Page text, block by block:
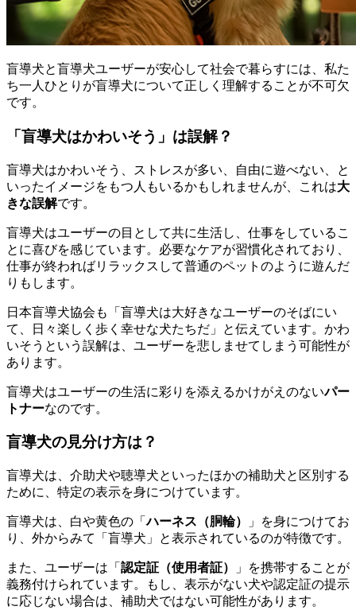
盲導犬と盲導犬ユーザーが安心して社会で暮らすには、私た
ち一人ひとりが盲導犬について正しく理解することが不可欠
です。
「盲導犬はかわいそう」は誤解？
盲導犬はかわいそう、ストレスが多い、自由に遊べない、と
いったイメージをもつ人もいるかもしれませんが、これは大
きな誤解です。
盲導犬はユーザーの目として共に生活し、仕事をしているこ
とに喜びを感じています。必要なケアが習慣化されており、
仕事が終わればリラックスして普通のペットのように遊んだ
りもします。
日本盲導犬協会も「盲導犬は大好きなユーザーのそばにい
て、日々楽しく歩く幸せな犬たちだ」と伝えています。かわ
いそうという誤解は、 ユーザーを悲しませてしまう 可能性が
あります。
盲導犬はユーザーの生活に彩りを添えるかけがえのないパー
トナーなのです。
盲導犬の見分け方は？
盲導犬は、介助犬や聴導犬といったほかの補助犬と区別する
ために、特定の表示を身につけています。
盲導犬は、白や黄色の「ハーネス（胴輪）
」を身につけてお
り、外からみて
「盲導犬」と表示されているのが特徴です。
また、ユーザーは「 認定証（使用者証）
」を携帯することが
義務付けられています。もし、表示がない犬や認定証の提示
に応じない場合は、補助犬ではない可能性があります。